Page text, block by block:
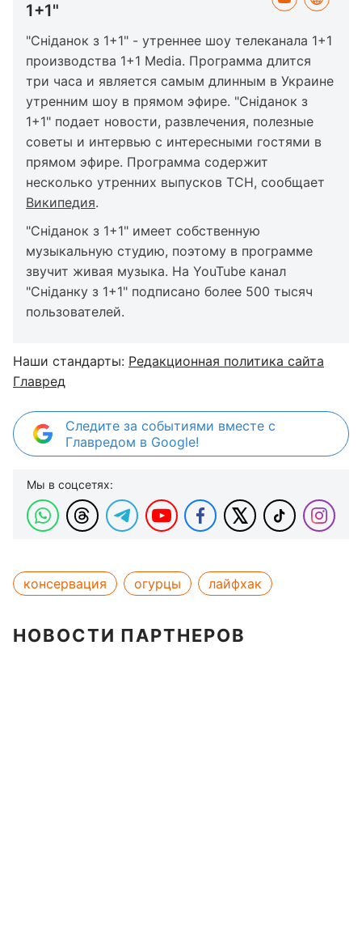
1+1"
"Сніданок з 1+1" - утреннее шоу телеканала 1+1
производства 1+1 Media. Программа длится
три часа и является самым длинным в Украине
утренним шоу в прямом эфире. "Сніданок з
1+1" подает новости, развлечения, полезные
советы и интервью с интересными гостями в
прямом эфире. Программа содержит
несколько утренних выпусков ТСН, сообщает
Википедия.
"Сніданок з 1+1" имеет собственную
музыкальную студию, поэтому в программе
звучит живая музыка. На YouTube канал
"Сніданку з 1+1" подписано более 500 тысяч
пользователей.
Наши стандарты: Редакционная политика сайта
Главред
Следите за событиями вместе с
Главредом в Google!
Мы в соцсетях:
консервация огурцы лайфхак
НОВОСТИ ПАРТНЕРОВ